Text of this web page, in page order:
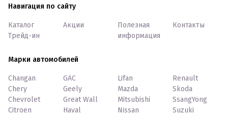
Навигация по сайту
Каталог
Трейд-ин
Акции
Полезная
информация
Контакты
Марки автомобилей
Changan
Chery
Chevrolet
Citroen
GAC
Geely
Great Wall
Haval
Lifan
Mazda
Mitsubishi
Nissan
Renault
Skoda
SsangYong
Suzuki